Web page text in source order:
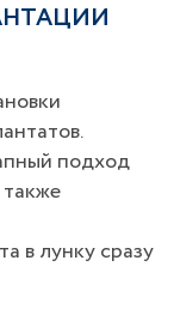
подход
в лунку сразу